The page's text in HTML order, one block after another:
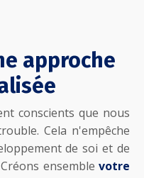
approche
conscients que nous
Cela n'empêche
de soi et de
ensemble votre